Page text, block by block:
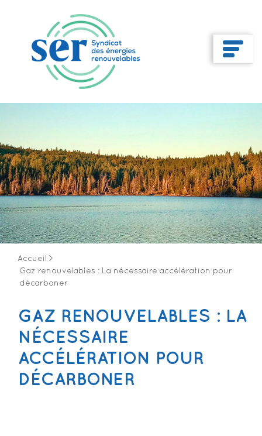
Accueil
>
Gaz renouvelables : La nécessaire accélération pour
décarboner
GAZ RENOUVELABLES : LA
NÉCESSAIRE
ACCÉLÉRATION POUR
DÉCARBONER